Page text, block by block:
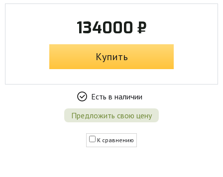
134000 ₽
Купить
Есть в наличии
Предложить свою цену
К сравнению